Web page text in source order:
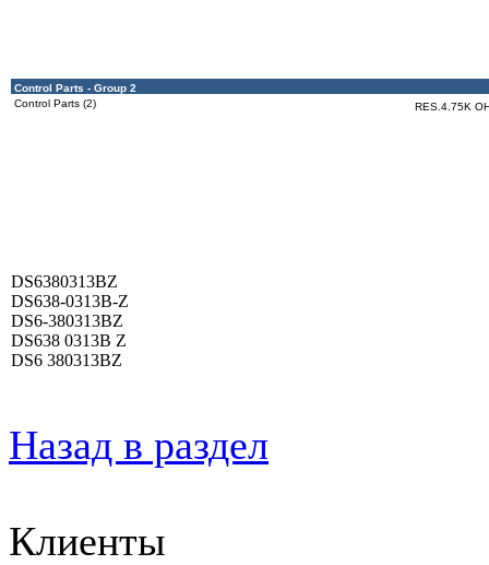
Control Parts - Group 2
Control Parts (2)
RES.4.75K
DS6380313BZ
DS638-0313B-Z
DS6-380313BZ
DS638 0313B Z
DS6 380313BZ
Назад в раздел
Клиенты